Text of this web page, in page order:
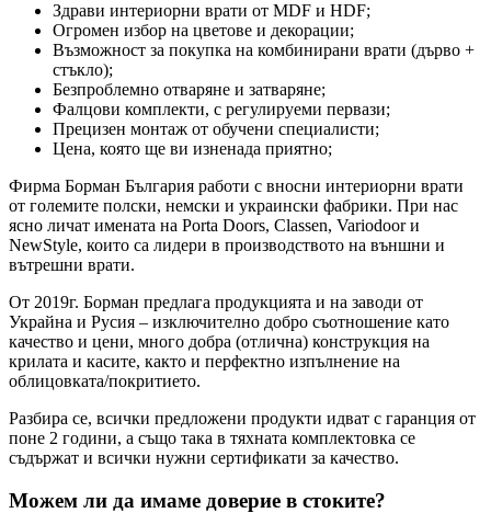
Здрави интериорни врати от MDF и HDF;
Огромен избор на цветове и декорации;
Възможност за покупка на комбинирани врати (дърво +
стъкло);
Безпроблемно отваряне и затваряне;
Фалцови комплекти, с регулируеми первази;
Прецизен монтаж от обучени специалисти;
Цена, която ще ви изненада приятно;
Фирма Борман България работи с вносни интериорни врати
от големите полски, немски и украински фабрики. При нас
ясно личат имената на Porta Doors, Classen, Variodoor и
NewStyle, които са лидери в производството на външни и
вътрешни врати.
От 2019г. Борман предлага продукцията и на заводи от
Украйна и Русия – изключително добро съотношение като
качество и цени, много добра (отлична) конструкция на
крилата и касите, както и перфектно изпълнение на
облицовката/покритието.
Разбира се, всички предложени продукти идват с гаранция от
поне 2 години, а също така в тяхната комплектовка се
съдържат и всички нужни сертификати за качество.
Можем ли да имаме доверие в стоките?